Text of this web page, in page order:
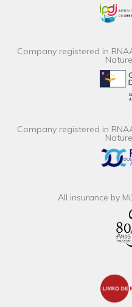
Company registered in
Company registered in
All insurance by